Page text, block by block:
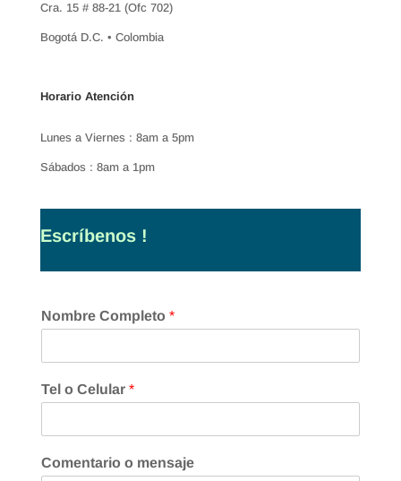
Cra. 15 # 88-21 (Ofc 702)
Bogotá D.C. • Colombia
Horario Atención
Lunes a Viernes : 8am a 5pm
Sábados : 8am a 1pm
Escríbenos !
Nombre Completo *
Tel o Celular *
Comentario o mensaje